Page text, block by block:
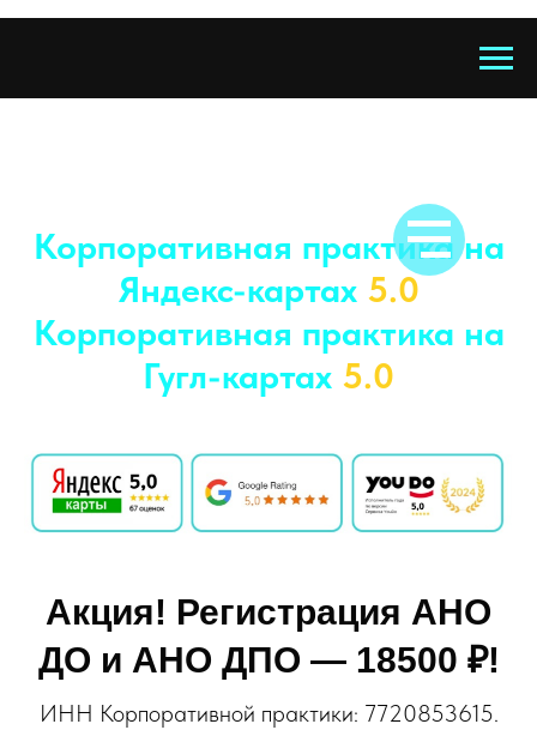
Корпоративная практика на
Яндекс-картах 5.0
Корпоративная практика на
Гугл-картах 5.0
Акция! Регистрация АНО
ДО и АНО ДПО — 18500 ₽!
ИНН Корпоративной практики: 7720853615.